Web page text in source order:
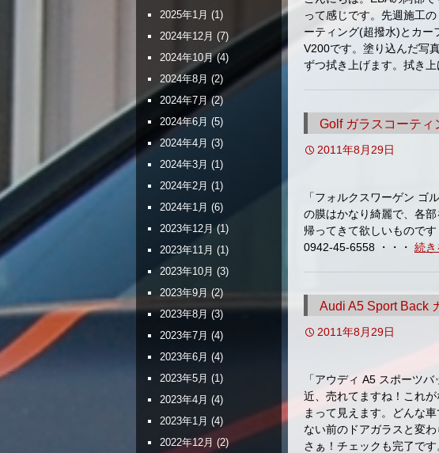
って感じです。先週施工
ーティング(超撥水)とカー
V200です。塗り込んだ写
ずつ拭き上げます。拭き
Golf ガラスコーティ
2011年8月29日
「フォルクスワーゲン ゴ
の膜はかなり綺麗で、各
帰ってきて欲しいもので
0942-45-6558 ・・・ 続き
Audi A5 Sport Back
2011年8月29日
「アウディ A5 スポーツ
近、売れてますね！これ
まって見えます。どんな
ない前のドアガラスと変
さぁ！チェックも完了で
2025年1月 (1)
2024年12月 (7)
2024年10月(4)
2024年8月 (2)
2024年7月(2)
2024年6月 (5)
2024年4月 (3)
2024年3月 (1)
2024年2月 (1)
2024年1月 (6)
2023年12月 (1)
2023年11月 (1)
2023年10月 (3)
2023年9月 (2)
2023年8月 (3)
2023年7月 (4)
2023年6月 (4)
2023年5月 (1)
2023年4月 (4)
2023年1月 (4)
2022年12月 (2)